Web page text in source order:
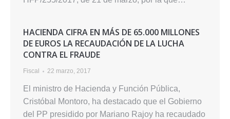
HACIENDA CIFRA EN MÁS DE 65.000 MILLONES
DE EUROS LA RECAUDACIÓN DE LA LUCHA
CONTRA EL FRAUDE
Fiscal 22 marzo, 2017
El ministro de Hacienda y Función Pública,
Cristóbal Montoro, ha destacado que el Gobierno
del PP presidido por Mariano Rajoy ha recaudado